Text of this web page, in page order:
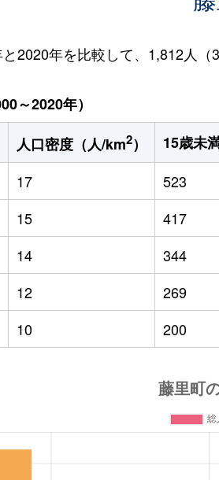
2020年を比較して、1,812人（
～2020年）
人口密度（人/km2） 15歳未
17 523
15 417
14 344
12 269
10 200